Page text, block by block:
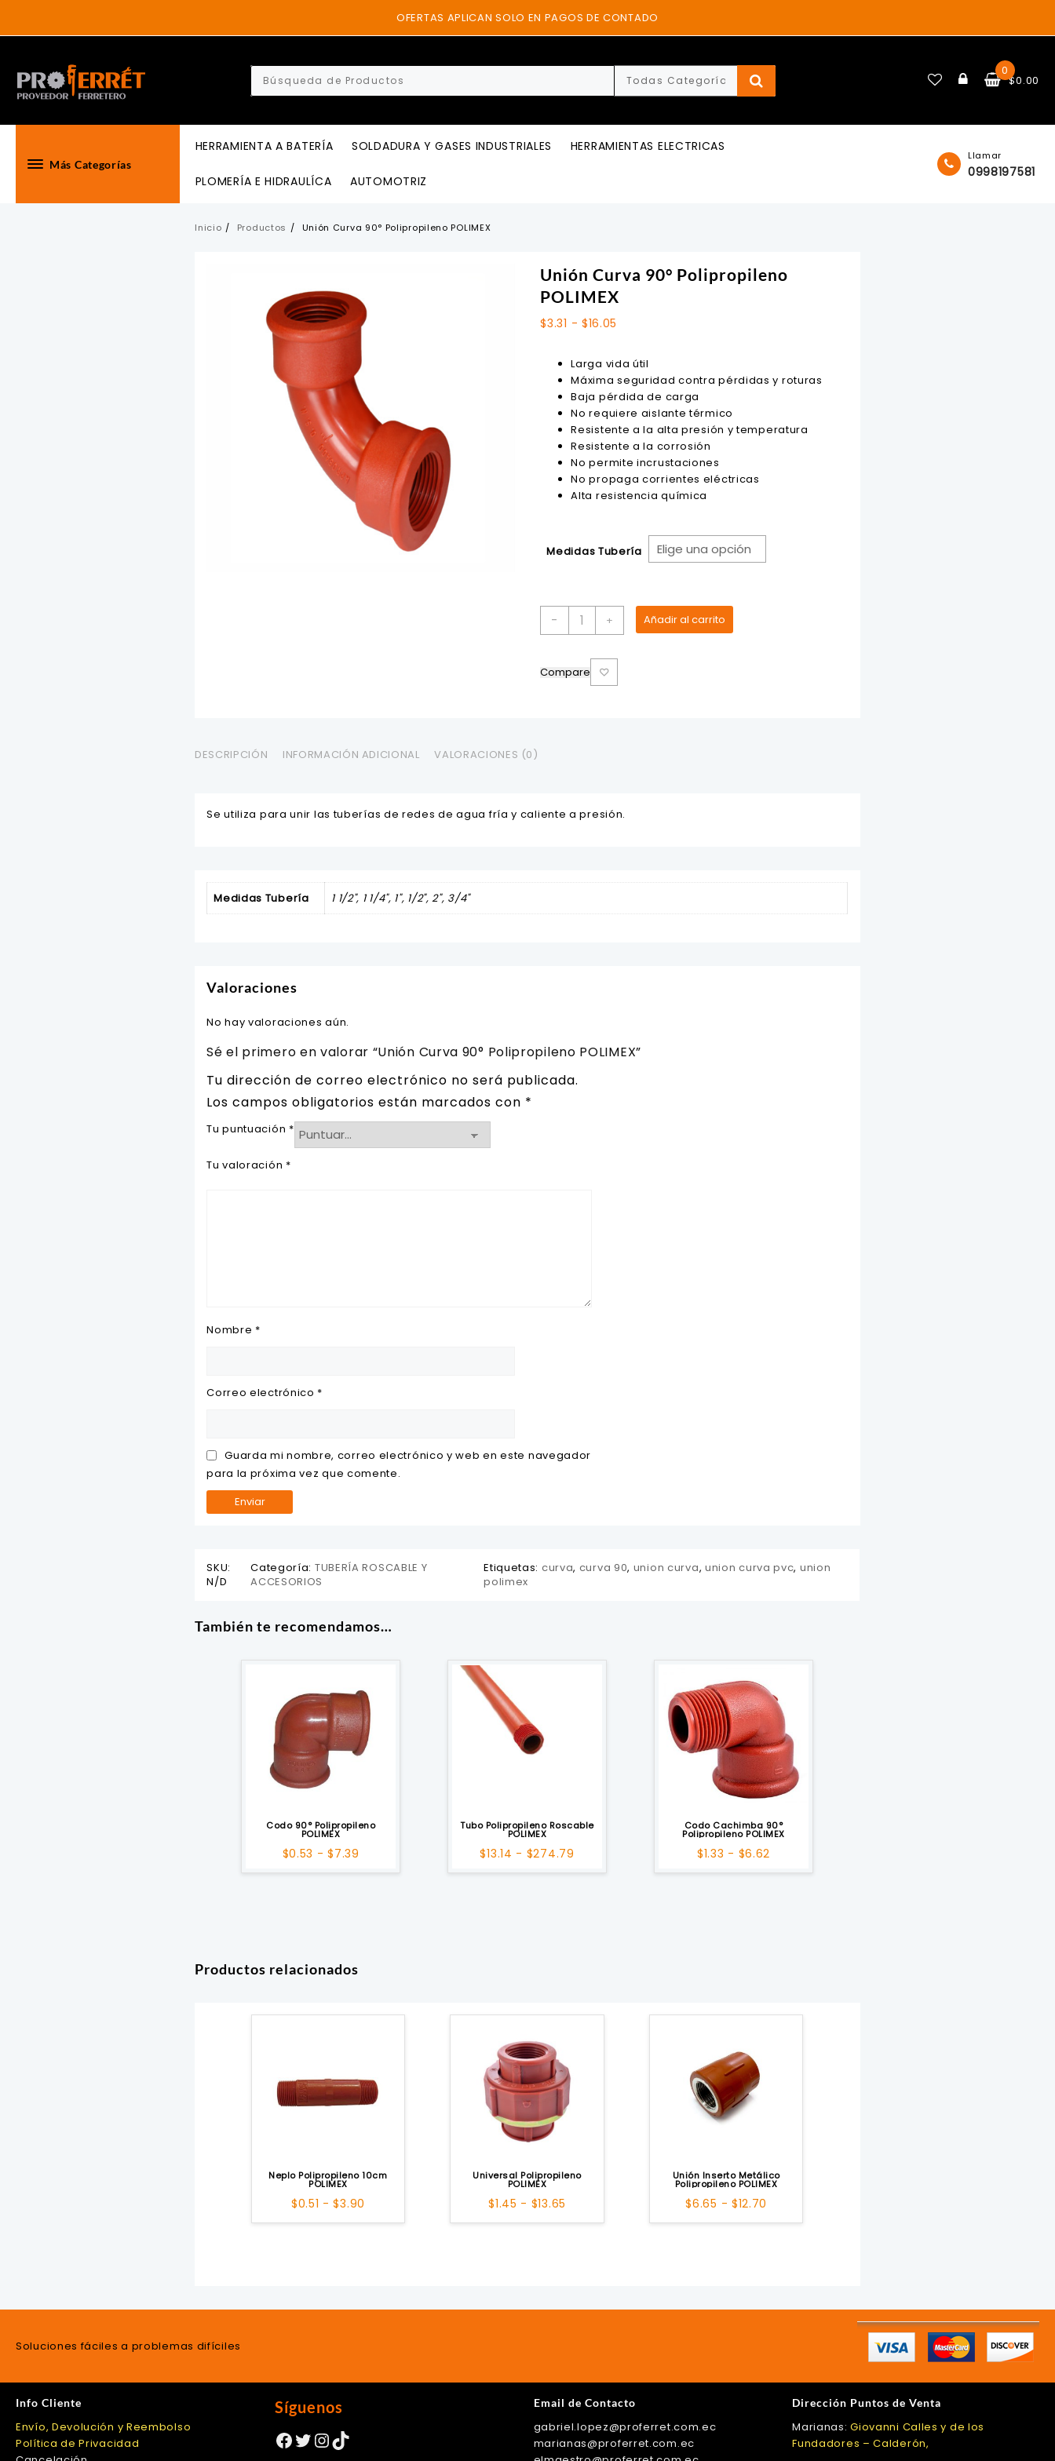
content
OFERTAS APLICAN SOLO EN PAGOS DE CONTADO
0
$0.00
Más Categorías
HERRAMIENTA A BATERÍA SOLDADURA Y GASES INDUSTRIALES HERRAMIENTAS ELECTRICAS
PLOMERÍA E HIDRAULÍCA AUTOMOTRIZ
Llamar
0998197581
Inicio Productos Unión Curva 90° Polipropileno POLIMEX
Unión Curva 90° Polipropileno
POLIMEX
$3.31 - $16.05
precios:
desde
$3.31
hasta
$16.05
Larga vida útil
Máxima seguridad contra pérdidas y roturas
Baja pérdida de carga
No requiere aislante térmico
Resistente a la alta presión y temperatura
Resistente a la corrosión
No permite incrustaciones
No propaga corrientes eléctricas
Alta resistencia química
Medidas Tubería
-
Unión
Curva
Polipropileno
POLIMEX
+ Añadir al carrito
Compare
DESCRIPCIÓN INFORMACIÓN ADICIONAL VALORACIONES (0)
Se utiliza para unir las tuberías de redes de agua fría y caliente a presión.
Medidas Tubería 1 1/2", 1 1/4", 1", 1/2", 2", 3/4"
Valoraciones
No hay valoraciones aún.
Sé el primero en valorar “Unión Curva 90° Polipropileno POLIMEX”
Tu dirección de correo electrónico no será publicada.
Los campos obligatorios están marcados con *
Tu puntuación *
Tu valoración *
Nombre *
Correo electrónico *
Guarda mi nombre, correo electrónico y web en este navegador
para la próxima vez que comente.
SKU:
N/D
Categoría: TUBERÍA ROSCABLE Y
ACCESORIOS
Etiquetas: curva, curva 90, union curva, union curva pvc, union
polimex
También te recomendamos…
Codo 90° Polipropileno
POLIMEX
$0.53 - $7.39
de
Tubo Polipropileno Roscable
POLIMEX
$13.14 - $274.79
de
Codo Cachimba 90°
Polipropileno POLIMEX
$1.33 - $6.62
de
Productos relacionados
Neplo Polipropileno 10cm
POLIMEX
$0.51 - $3.90
de
Universal Polipropileno
POLIMEX
$1.45 - $13.65
de
Unión Inserto Metálico
Polipropileno POLIMEX
$6.65 - $12.70
de
Soluciones fáciles a problemas difíciles
Info Cliente
Envío, Devolución y Reembolso
Política de Privacidad
Síguenos
Facebook
Twitter
Instagram
TikTok
Email de Contacto
gabriel.lopez@proferret.com.ec
marianas@proferret.com.ec
Dirección Puntos de Venta
Marianas:Giovanni Calles y de los
Fundadores – Calderón,